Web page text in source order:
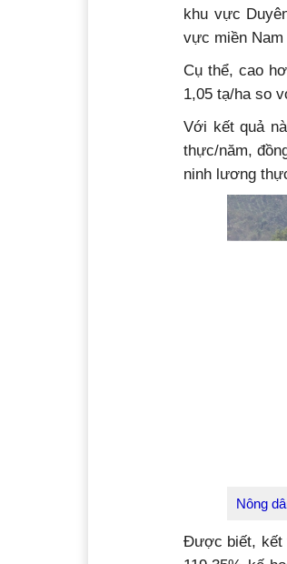
khu vực
vực miền Nam
Cụ thể, cao
1,05 tạ/ha so
Với kết quả
thực/năm,
ninh lương
Nông
Được biết, kết